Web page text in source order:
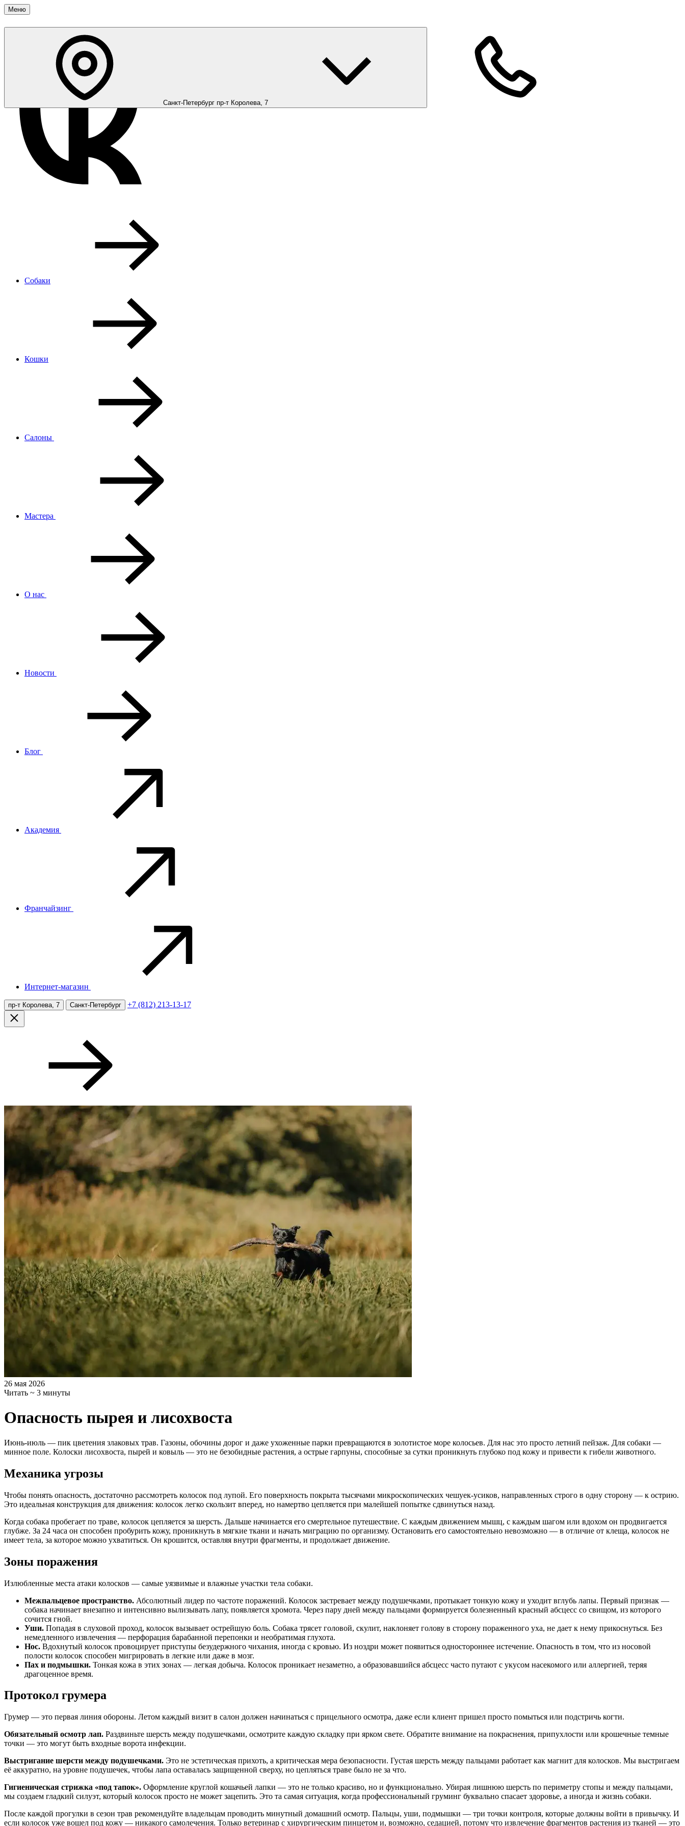
Меню
Санкт-Петербург пр-т Королева, 7
Собаки
Кошки
Салоны
Мастера
О нас
Новости
Блог
Академия
Франчайзинг
Интернет-магазин
пр-т Королева, 7 Санкт-Петербург +7 (812) 213-13-17
26 мая 2026
Читать ~ 3 минуты
Опасность пырея и лисохвоста
Июнь-июль — пик цветения злаковых трав. Газоны, обочины дорог и даже ухоженные парки превращаются в золотистое море колосьев. Для нас это просто летний пейзаж. Для собаки —
минное поле. Колоски лисохвоста, пырей и ковыль — это не безобидные растения, а острые гарпуны, способные за сутки проникнуть глубоко под кожу и привести к гибели животного.
Механика угрозы
Чтобы понять опасность, достаточно рассмотреть колосок под лупой. Его поверхность покрыта тысячами микроскопических чешуек-усиков, направленных строго в одну сторону — к острию.
Это идеальная конструкция для движения: колосок легко скользит вперед, но намертво цепляется при малейшей попытке сдвинуться назад.
Когда собака пробегает по траве, колосок цепляется за шерсть. Дальше начинается его смертельное путешествие. С каждым движением мышц, с каждым шагом или вдохом он продвигается
глубже. За 24 часа он способен пробурить кожу, проникнуть в мягкие ткани и начать миграцию по организму. Остановить его самостоятельно невозможно — в отличие от клеща, колосок не
имеет тела, за которое можно ухватиться. Он крошится, оставляя внутри фрагменты, и продолжает движение.
Зоны поражения
Излюбленные места атаки колосков — самые уязвимые и влажные участки тела собаки.
Межпальцевое пространство. Абсолютный лидер по частоте поражений. Колосок застревает между подушечками, протыкает тонкую кожу и уходит вглубь лапы. Первый признак —
собака начинает внезапно и интенсивно вылизывать лапу, появляется хромота. Через пару дней между пальцами формируется болезненный красный абсцесс со свищом, из которого
сочится гной.
Уши. Попадая в слуховой проход, колосок вызывает острейшую боль. Собака трясет головой, скулит, наклоняет голову в сторону пораженного уха, не дает к нему прикоснуться. Без
немедленного извлечения — перфорация барабанной перепонки и необратимая глухота.
Нос. Вдохнутый колосок провоцирует приступы безудержного чихания, иногда с кровью. Из ноздри может появиться одностороннее истечение. Опасность в том, что из носовой
полости колосок способен мигрировать в легкие или даже в мозг.
Пах и подмышки. Тонкая кожа в этих зонах — легкая добыча. Колосок проникает незаметно, а образовавшийся абсцесс часто путают с укусом насекомого или аллергией, теряя
драгоценное время.
Протокол грумера
Грумер — это первая линия обороны. Летом каждый визит в салон должен начинаться с прицельного осмотра, даже если клиент пришел просто помыться или подстричь когти.
Обязательный осмотр лап. Раздвиньте шерсть между подушечками, осмотрите каждую складку при ярком свете. Обратите внимание на покраснения, припухлости или крошечные темные
точки — это могут быть входные ворота инфекции.
Выстригание шерсти между подушечками. Это не эстетическая прихоть, а критическая мера безопасности. Густая шерсть между пальцами работает как магнит для колосков. Мы выстригаем
её аккуратно, на уровне подушечек, чтобы лапа оставалась защищенной сверху, но цепляться траве было не за что.
Гигиеническая стрижка «под тапок». Оформление круглой кошачьей лапки — это не только красиво, но и функционально. Убирая лишнюю шерсть по периметру стопы и между пальцами,
мы создаем гладкий силуэт, который колосок просто не может зацепить. Это та самая ситуация, когда профессиональный груминг буквально спасает здоровье, а иногда и жизнь собаки.
После каждой прогулки в сезон трав рекомендуйте владельцам проводить минутный домашний осмотр. Пальцы, уши, подмышки — три точки контроля, которые должны войти в привычку. И
если колосок уже вошел под кожу — никакого самолечения. Только ветеринар с хирургическим пинцетом и, возможно, седацией, потому что извлечение фрагментов растения из тканей — это